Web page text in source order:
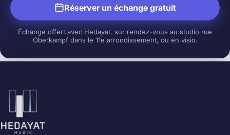
Réserver un échange gratuit
Échange offert avec Hedayat, sur rendez-vous au studio rue
Oberkampf dans le 11e arrondissement, ou en visio.
Hedayat Music